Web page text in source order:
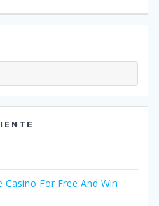
For Free And Win